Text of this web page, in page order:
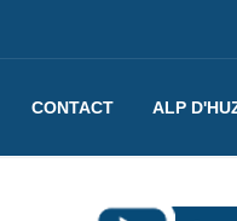
CONTACT ALP